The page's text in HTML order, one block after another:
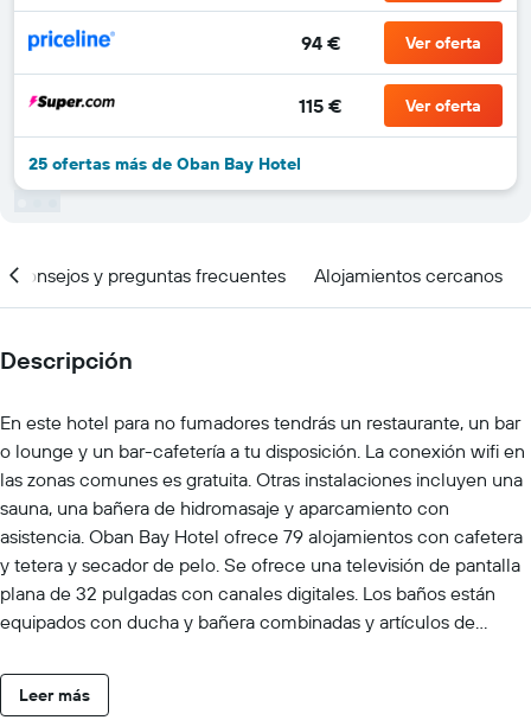
94 € Ver oferta
115 € Ver oferta
25 ofertas más de Oban Bay Hotel
Consejos y preguntas frecuentes Alojamientos cercanos
Descripción
En este hotel para no fumadores tendrás un restaurante, un bar
o lounge y un bar-cafetería a tu disposición. La conexión wifi en
las zonas comunes es gratuita. Otras instalaciones incluyen una
sauna, una bañera de hidromasaje y aparcamiento con
asistencia. Oban Bay Hotel ofrece 79 alojamientos con cafetera
y tetera y secador de pelo. Se ofrece una televisión de pantalla
plana de 32 pulgadas con canales digitales. Los baños están
equipados con ducha y bañera combinadas y artículos de
la web gracias a nuestro acceso a Internet wifi gratis. Se ofrece
servicio de limpieza todos los días y es posible solicitar tabla de
Leer más